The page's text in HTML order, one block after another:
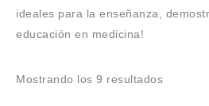
ideales para la enseñanza,
educación en medicina!
Mostrando los 9 resultados